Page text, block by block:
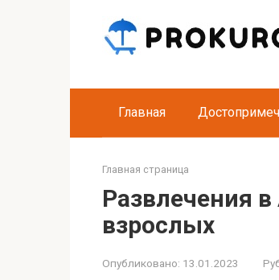
Главная
Главная страница
Развлечения
взрослых
Опубликовано: 13.01.2023